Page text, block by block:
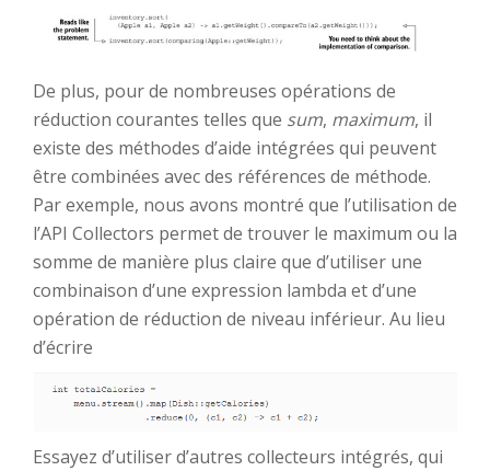
De plus, pour de nombreuses opérations de
réduction courantes telles que sum, maximum, il
existe des méthodes d’aide intégrées qui peuvent
être combinées avec des références de méthode.
Par exemple, nous avons montré que l’utilisation de
l’API Collectors permet de trouver le maximum ou la
somme de manière plus claire que d’utiliser une
combinaison d’une expression lambda et d’une
opération de réduction de niveau inférieur. Au lieu
d’écrire
Essayez d’utiliser d’autres collecteurs intégrés, qui